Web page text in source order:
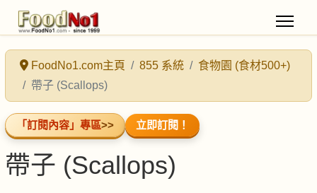
FoodNo1.com主頁 855 系統
食物園 (食材500+)
帶子 (Scallops)
「訂閱內容」專區>> 立即訂閱！
帶子 (Scallops)